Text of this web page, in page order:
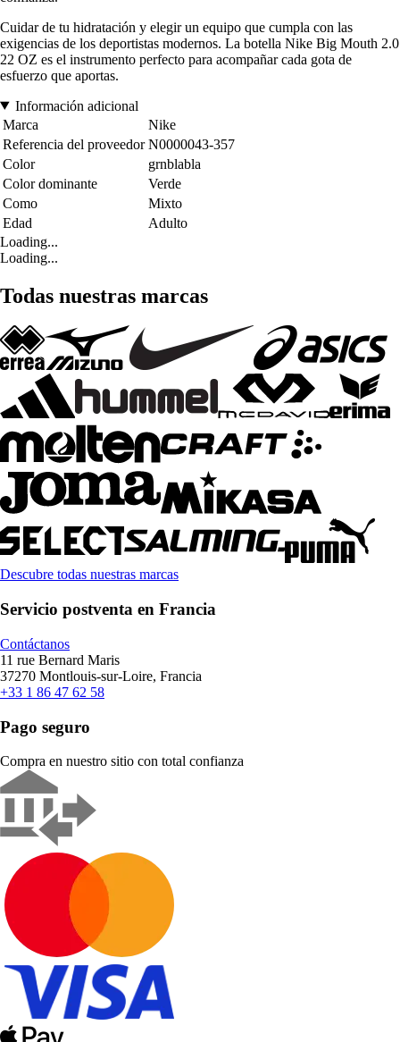
Cuidar de tu hidratación y elegir un equipo que cumpla con las
exigencias de los deportistas modernos. La botella Nike Big Mouth 2.0
22 OZ es el instrumento perfecto para acompañar cada gota de
esfuerzo que aportas.
Información adicional
Marca
Nike
Referencia del proveedor N0000043-357
Color
grnblabla
Color dominante
Verde
Como
Mixto
Edad
Adulto
Loading...
Loading...
Todas nuestras marcas
Descubre todas nuestras marcas
Servicio postventa en Francia
Contáctanos
11 rue Bernard Maris
37270 Montlouis-sur-Loire, Francia
+33 1 86 47 62 58
Pago seguro
Compra en nuestro sitio con total confianza